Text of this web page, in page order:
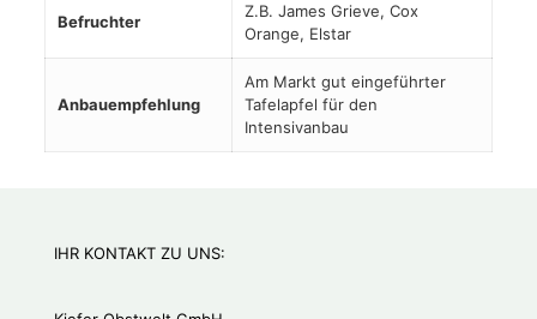
Befruchter
Z.B. James Grieve, Cox
Orange, Elstar
Anbauempfehlung
Am Markt gut eingeführter
Tafelapfel für den
Intensivanbau
IHR KONTAKT ZU UNS: